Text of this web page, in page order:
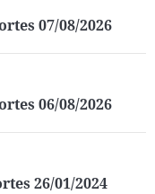
07/08/2026
06/08/2026
26/01/2024